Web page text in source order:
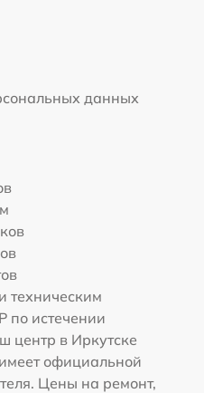
данных
техническим
по истечении
центр в Иркутске
официальной
Цены на ремонт,